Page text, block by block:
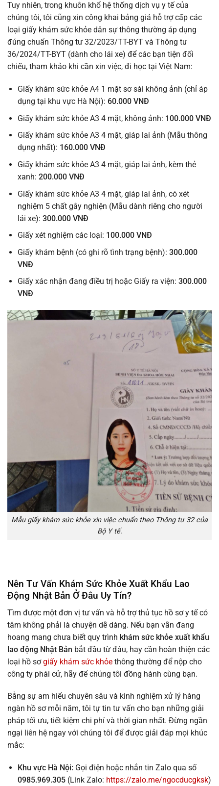
Tuy nhiên, trong khuôn khổ hệ thống dịch vụ y tế của
chúng tôi, tôi cũng xin công khai bảng giá hỗ trợ cấp các
loại giấy khám sức khỏe dân sự thông thường áp dụng
đúng chuẩn Thông tư 32/2023/TT-BYT và Thông tư
36/2024/TT-BYT (dành cho lái xe) để các bạn tiện đối
chiếu, tham khảo khi cần xin việc, đi học tại Việt Nam:
Giấy khám sức khỏe A4 1 mặt sơ sài không ảnh (chỉ áp
dụng tại khu vực Hà Nội): 60.000 VNĐ
Giấy khám sức khỏe A3 4 mặt, không ảnh: 100.000 VNĐ
Giấy khám sức khỏe A3 4 mặt, giáp lai ảnh (Mẫu thông
dụng nhất): 160.000 VNĐ
Giấy khám sức khỏe A3 4 mặt, giáp lai ảnh, kèm thẻ
xanh: 200.000 VNĐ
Giấy khám sức khỏe A3 4 mặt, giáp lai ảnh, có xét
nghiệm 5 chất gây nghiện (Mẫu dành riêng cho người
lái xe): 300.000 VNĐ
Giấy xét nghiệm các loại: 100.000 VNĐ
Giấy khám bệnh (có ghi rõ tình trạng bệnh): 300.000
VNĐ
Giấy xác nhận đang điều trị hoặc Giấy ra viện: 300.000
VNĐ
Mẫu giấy khám sức khỏe xin việc chuẩn theo Thông tư 32 của
Bộ Y tế.
Nên Tư Vấn Khám Sức Khỏe Xuất Khẩu Lao
Động Nhật Bản Ở Đâu Uy Tín?
Tìm được một đơn vị tư vấn và hỗ trợ thủ tục hồ sơ y tế có
tâm không phải là chuyện dễ dàng. Nếu bạn vẫn đang
hoang mang chưa biết quy trình khám sức khỏe xuất khẩu
lao động Nhật Bản bắt đầu từ đâu, hay cần hoàn thiện các
loại hồ sơgiấy khám sức khỏe thông thường để nộp cho
công ty phái cử, hãy để chúng tôi đồng hành cùng bạn.
Bằng sự am hiểu chuyên sâu và kinh nghiệm xử lý hàng
ngàn hồ sơ mỗi năm, tôi tự tin tư vấn cho bạn những giải
pháp tối ưu, tiết kiệm chi phí và thời gian nhất. Đừng ngần
ngại liên hệ ngay với chúng tôi để được giải đáp mọi khúc
mắc:
Khu vực Hà Nội: Gọi điện hoặc nhắn tin Zalo qua số
0985.969.305(Link Zalo: https://zalo.me/ngocducgksk)